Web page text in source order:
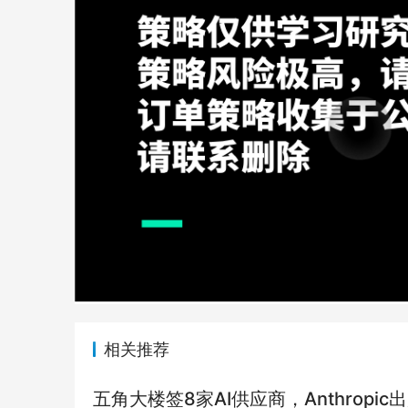
相关推荐
五角大楼签8家AI供应商，Anthropic